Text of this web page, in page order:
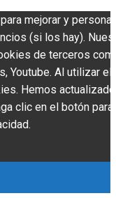
mejorar y
(si los hay).
de terceros
Youtube. Al utilizar
Hemos actualizado
clic en el botón para